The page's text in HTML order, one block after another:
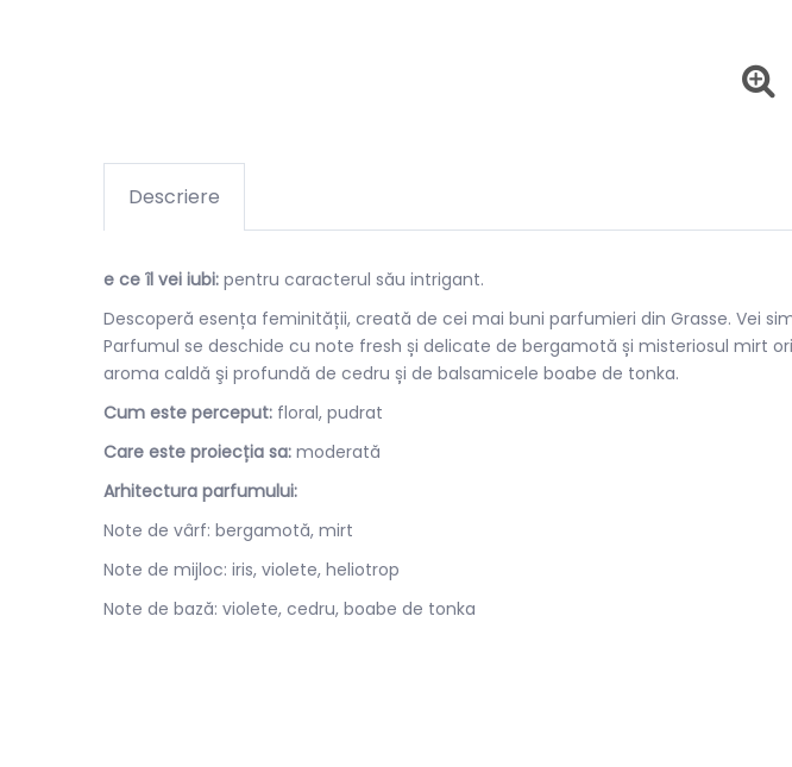
Descriere
e ce îl vei iubi: pentru caracterul său intrigant.
Descoperă esența feminității, creată de cei mai buni parfumieri din Grasse. Vei
Parfumul se deschide cu note fresh și delicate de bergamotă și misteriosul mirt
aroma caldă şi profundă de cedru și de balsamicele boabe de tonka.
Cum este perceput: floral, pudrat
Care este proiecția sa: moderată
Arhitectura parfumului:
Note de vârf: bergamotă, mirt
Note de mijloc: iris, violete, heliotrop
Note de bază: violete, cedru, boabe de tonka